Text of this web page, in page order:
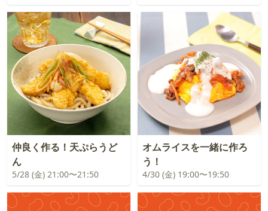
仲良く作る！天ぷらうど
ん
5/28 (金) 21:00〜21:50
オムライスを一緒に作ろ
う！
4/30 (金) 19:00〜19:50